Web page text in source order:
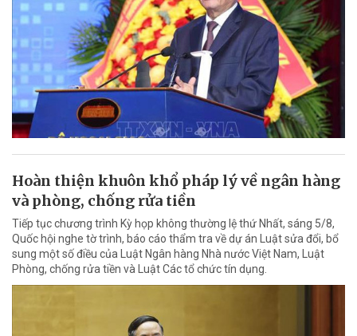
Hoàn thiện khuôn khổ pháp lý về ngân hàng
và phòng, chống rửa tiền
Tiếp tục chương trình Kỳ họp không thường lệ thứ Nhất, sáng 5/8,
Quốc hội nghe tờ trình, báo cáo thẩm tra về dự án Luật sửa đổi, bổ
sung một số điều của Luật Ngân hàng Nhà nước Việt Nam, Luật
Phòng, chống rửa tiền và Luật Các tổ chức tín dụng.